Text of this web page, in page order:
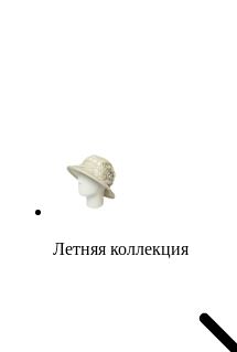
Летняя коллекция